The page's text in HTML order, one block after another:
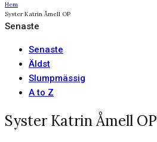
Hem
Syster Katrin Åmell OP
Senaste
Senaste
Äldst
Slumpmässig
A to Z
Syster Katrin Åmell OP